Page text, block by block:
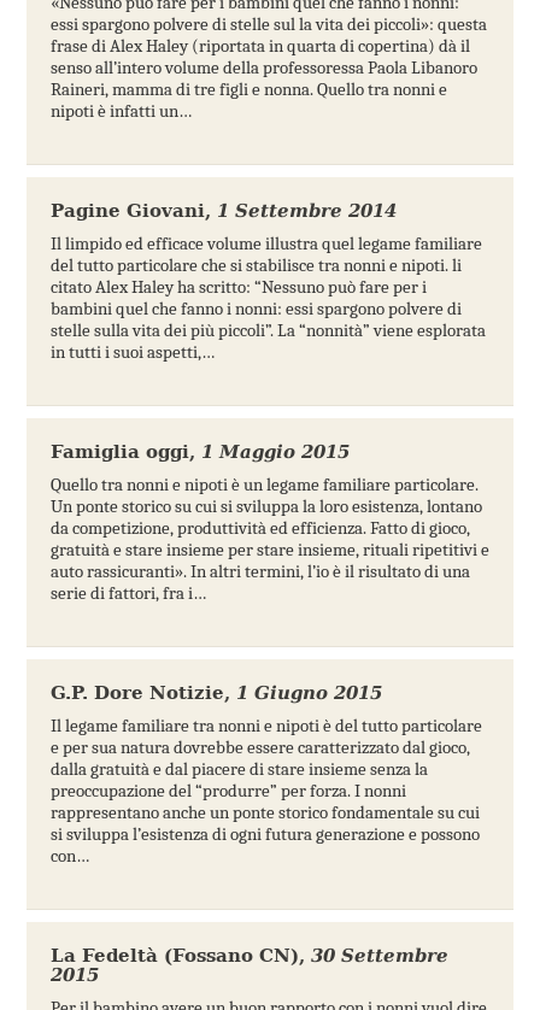
essi spargono polvere di stelle sul la vita dei piccoli»: questa
frase di Alex Haley (riportata in quarta di copertina) dà il
senso all’intero volume della professoressa Paola Libanoro
Raineri, mamma di tre figli e nonna. Quello tra nonni e
nipoti è infatti un…
Pagine Giovani, 1 Settembre 2014
Il limpido ed efficace volume illustra quel legame familiare
del tutto particolare che si stabilisce tra nonni e nipoti. li
citato Alex Haley ha scritto: “Nessuno può fare per i
bambini quel che fanno i nonni: essi spargono polvere di
stelle sulla vita dei più piccoli”. La “nonnità” viene esplorata
in tutti i suoi aspetti,…
Famiglia oggi, 1 Maggio 2015
Quello tra nonni e nipoti è un legame familiare particolare.
Un ponte storico su cui si sviluppa la loro esistenza, lontano
da competizione, produttività ed efficienza. Fatto di gioco,
gratuità e stare insieme per stare insieme, rituali ripetitivi e
auto rassicuranti». In altri termini, l’io è il risultato di una
serie di fattori, fra i…
G.P. Dore Notizie, 1 Giugno 2015
Il legame familiare tra nonni e nipoti è del tutto particolare
e per sua natura dovrebbe essere caratterizzato dal gioco,
dalla gratuità e dal piacere di stare insieme senza la
preoccupazione del “produrre” per forza. I nonni
rappresentano anche un ponte storico fondamentale su cui
si sviluppa l’esistenza di ogni futura generazione e possono
con…
La Fedeltà (Fossano CN), 30 Settembre
2015